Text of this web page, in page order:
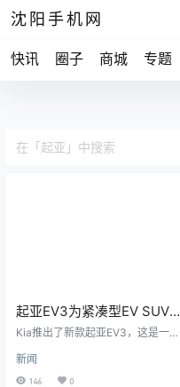
沈阳手机网
快讯 圈子 商城 专题
起亚EV3为紧凑型EV SUV细
分市场带来旗舰技术
Kia推出了新款起亚EV3，这是一款
和先进的设计。EV3旨在通过融合该
品牌旗舰EV9 SUV的元素，为紧凑
新闻
146 0